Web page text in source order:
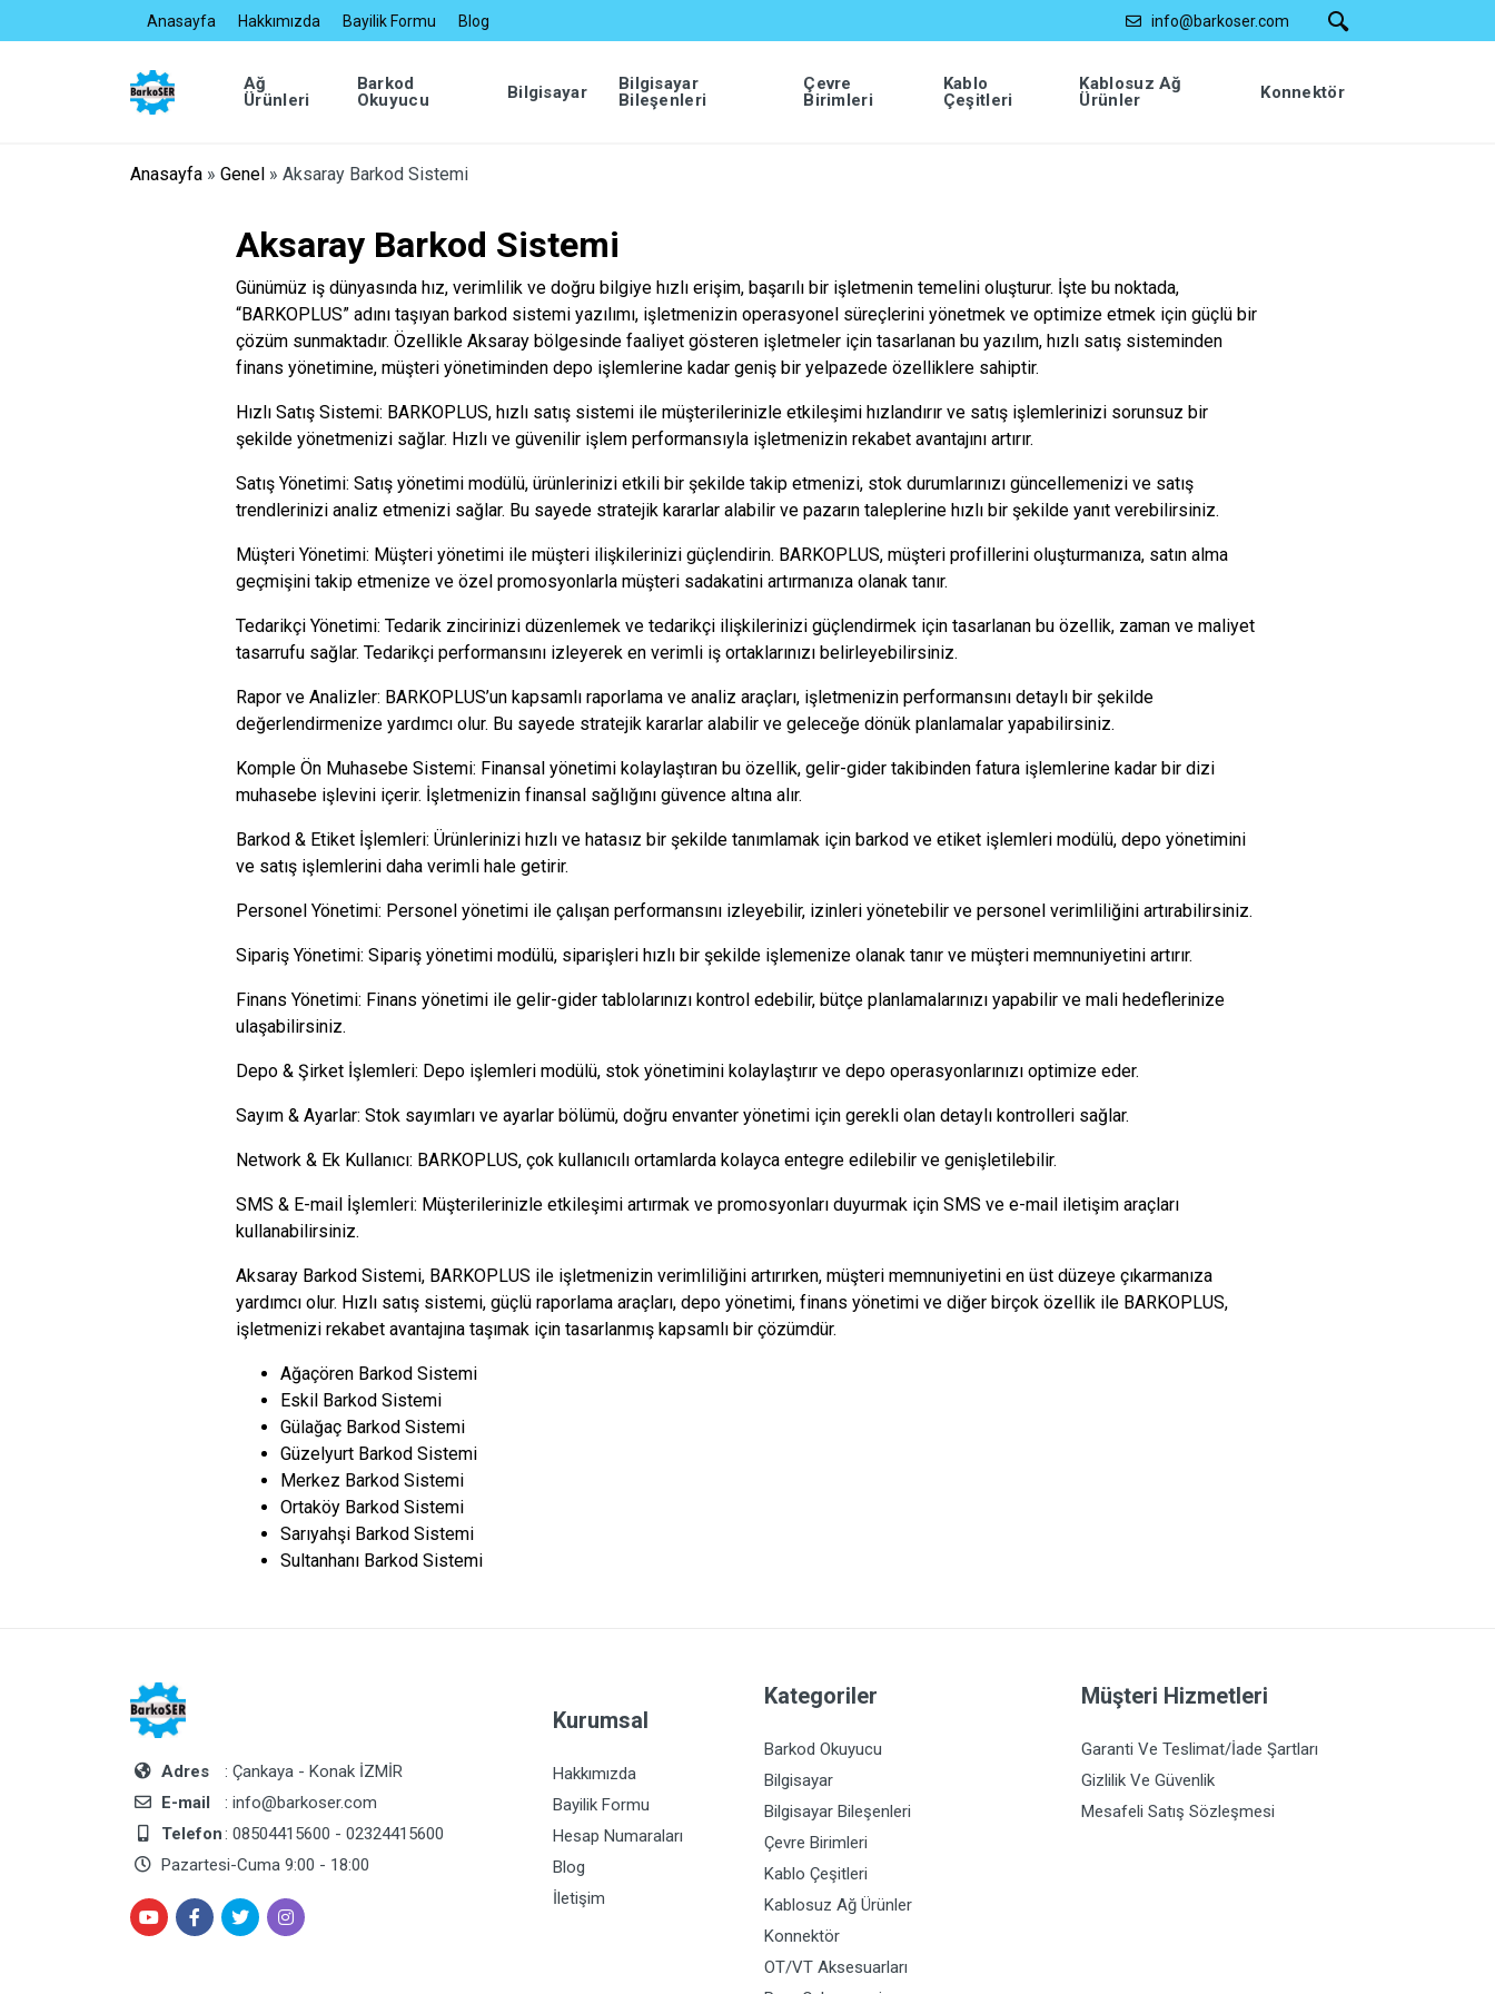
Anasayfa Hakkımızda Bayilik Formu Blog info@barkoser.com
Ağ
Ürünleri
Barkod
Okuyucu
Bilgisayar
Bilgisayar
Bileşenleri
Çevre
Birimleri
Kablo
Çeşitleri
Kablosuz Ağ
Ürünler
Konnektör
Anasayfa » Genel » Aksaray Barkod Sistemi
Aksaray Barkod Sistemi
Günümüz iş dünyasında hız, verimlilik ve doğru bilgiye hızlı erişim, başarılı bir işletmenin temelini oluşturur. İşte bu noktada,
“BARKOPLUS” adını taşıyan barkod sistemi yazılımı, işletmenizin operasyonel süreçlerini yönetmek ve optimize etmek için güçlü bir
çözüm sunmaktadır. Özellikle Aksaray bölgesinde faaliyet gösteren işletmeler için tasarlanan bu yazılım, hızlı satış sisteminden
finans yönetimine, müşteri yönetiminden depo işlemlerine kadar geniş bir yelpazede özelliklere sahiptir.
Hızlı Satış Sistemi: BARKOPLUS, hızlı satış sistemi ile müşterilerinizle etkileşimi hızlandırır ve satış işlemlerinizi sorunsuz bir
şekilde yönetmenizi sağlar. Hızlı ve güvenilir işlem performansıyla işletmenizin rekabet avantajını artırır.
Satış Yönetimi: Satış yönetimi modülü, ürünlerinizi etkili bir şekilde takip etmenizi, stok durumlarınızı güncellemenizi ve satış
trendlerinizi analiz etmenizi sağlar. Bu sayede stratejik kararlar alabilir ve pazarın taleplerine hızlı bir şekilde yanıt verebilirsiniz.
Müşteri Yönetimi: Müşteri yönetimi ile müşteri ilişkilerinizi güçlendirin. BARKOPLUS, müşteri profillerini oluşturmanıza, satın alma
geçmişini takip etmenize ve özel promosyonlarla müşteri sadakatini artırmanıza olanak tanır.
Tedarikçi Yönetimi: Tedarik zincirinizi düzenlemek ve tedarikçi ilişkilerinizi güçlendirmek için tasarlanan bu özellik, zaman ve maliyet
tasarrufu sağlar. Tedarikçi performansını izleyerek en verimli iş ortaklarınızı belirleyebilirsiniz.
Rapor ve Analizler: BARKOPLUS’un kapsamlı raporlama ve analiz araçları, işletmenizin performansını detaylı bir şekilde
değerlendirmenize yardımcı olur. Bu sayede stratejik kararlar alabilir ve geleceğe dönük planlamalar yapabilirsiniz.
Komple Ön Muhasebe Sistemi: Finansal yönetimi kolaylaştıran bu özellik, gelir-gider takibinden fatura işlemlerine kadar bir dizi
muhasebe işlevini içerir. İşletmenizin finansal sağlığını güvence altına alır.
Barkod & Etiket İşlemleri: Ürünlerinizi hızlı ve hatasız bir şekilde tanımlamak için barkod ve etiket işlemleri modülü, depo yönetimini
ve satış işlemlerini daha verimli hale getirir.
Personel Yönetimi: Personel yönetimi ile çalışan performansını izleyebilir, izinleri yönetebilir ve personel verimliliğini artırabilirsiniz.
Sipariş Yönetimi: Sipariş yönetimi modülü, siparişleri hızlı bir şekilde işlemenize olanak tanır ve müşteri memnuniyetini artırır.
Finans Yönetimi: Finans yönetimi ile gelir-gider tablolarınızı kontrol edebilir, bütçe planlamalarınızı yapabilir ve mali hedeflerinize
ulaşabilirsiniz.
Depo & Şirket İşlemleri: Depo işlemleri modülü, stok yönetimini kolaylaştırır ve depo operasyonlarınızı optimize eder.
Sayım & Ayarlar: Stok sayımları ve ayarlar bölümü, doğru envanter yönetimi için gerekli olan detaylı kontrolleri sağlar.
Network & Ek Kullanıcı: BARKOPLUS, çok kullanıcılı ortamlarda kolayca entegre edilebilir ve genişletilebilir.
SMS & E-mail İşlemleri: Müşterilerinizle etkileşimi artırmak ve promosyonları duyurmak için SMS ve e-mail iletişim araçları
kullanabilirsiniz.
Aksaray Barkod Sistemi, BARKOPLUS ile işletmenizin verimliliğini artırırken, müşteri memnuniyetini en üst düzeye çıkarmanıza
yardımcı olur. Hızlı satış sistemi, güçlü raporlama araçları, depo yönetimi, finans yönetimi ve diğer birçok özellik ile BARKOPLUS,
işletmenizi rekabet avantajına taşımak için tasarlanmış kapsamlı bir çözümdür.
Ağaçören Barkod Sistemi
Eskil Barkod Sistemi
Gülağaç Barkod Sistemi
Güzelyurt Barkod Sistemi
Merkez Barkod Sistemi
Ortaköy Barkod Sistemi
Sarıyahşi Barkod Sistemi
Sultanhanı Barkod Sistemi
Adres
: Çankaya - Konak İZMİR
E-mail
: info@barkoser.com
Telefon: 08504415600 - 02324415600
Pazartesi-Cuma 9:00 - 18:00
Kurumsal
Hakkımızda
Bayilik Formu
Hesap Numaraları
Blog
İletişim
Kategoriler
Barkod Okuyucu
Bilgisayar
Bilgisayar Bileşenleri
Çevre Birimleri
Kablo Çeşitleri
Kablosuz Ağ Ürünler
Konnektör
OT/VT Aksesuarları
Müşteri Hizmetleri
Garanti Ve Teslimat/İade Şartları
Gizlilik Ve Güvenlik
Mesafeli Satış Sözleşmesi